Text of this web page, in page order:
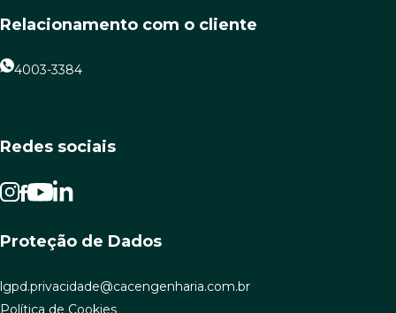
Relacionamento com o cliente
4003-3384
Redes sociais
Proteção de Dados
lgpd.privacidade@cacengenharia.com.br
Política de Cookies